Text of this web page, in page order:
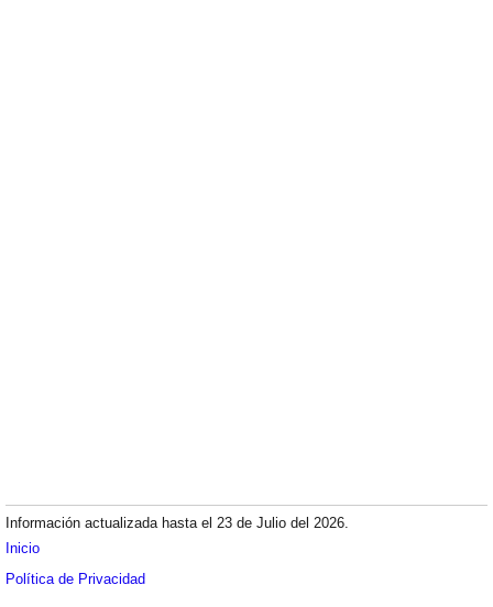
Información actualizada hasta el 23 de Julio del 2026.
Inicio
Política de Privacidad